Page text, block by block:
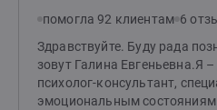
помогла 92 клиентам 6
Здравствуйте. Буду рада
зовут Галина Евгеньевна.Я –
психолог-консультант,
эмоциональным